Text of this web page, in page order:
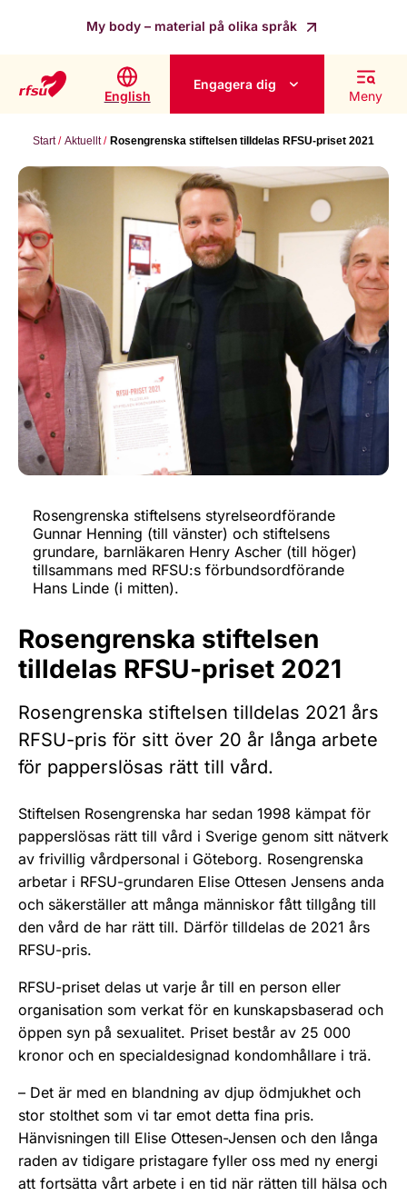
My body – material på olika språk
English
Engagera dig
Meny
Start Aktuellt Rosengrenska stiftelsen tilldelas RFSU-priset 2021
Rosengrenska stiftelsens styrelseordförande
Gunnar Henning (till vänster) och stiftelsens
grundare, barnläkaren Henry Ascher (till höger)
tillsammans med RFSU:s förbundsordförande
Hans Linde (i mitten).
Rosengrenska stiftelsen
tilldelas RFSU-priset 2021
Rosengrenska stiftelsen tilldelas 2021 års
RFSU-pris för sitt över 20 år långa arbete
för papperslösas rätt till vård.
Stiftelsen Rosengrenska har sedan 1998 kämpat för
papperslösas rätt till vård i Sverige genom sitt nätverk
av frivillig vårdpersonal i Göteborg. Rosengrenska
arbetar i RFSU-grundaren Elise Ottesen Jensens anda
och säkerställer att många människor fått tillgång till
den vård de har rätt till. Därför tilldelas de 2021 års
RFSU-pris.
RFSU-priset delas ut varje år till en person eller
organisation som verkat för en kunskapsbaserad och
öppen syn på sexualitet. Priset består av 25 000
kronor och en specialdesignad kondomhållare i trä.
– Det är med en blandning av djup ödmjukhet och
stor stolthet som vi tar emot detta fina pris.
Hänvisningen till Elise Ottesen-Jensen och den långa
raden av tidigare pristagare fyller oss med ny energi
att fortsätta vårt arbete i en tid när rätten till hälsa och